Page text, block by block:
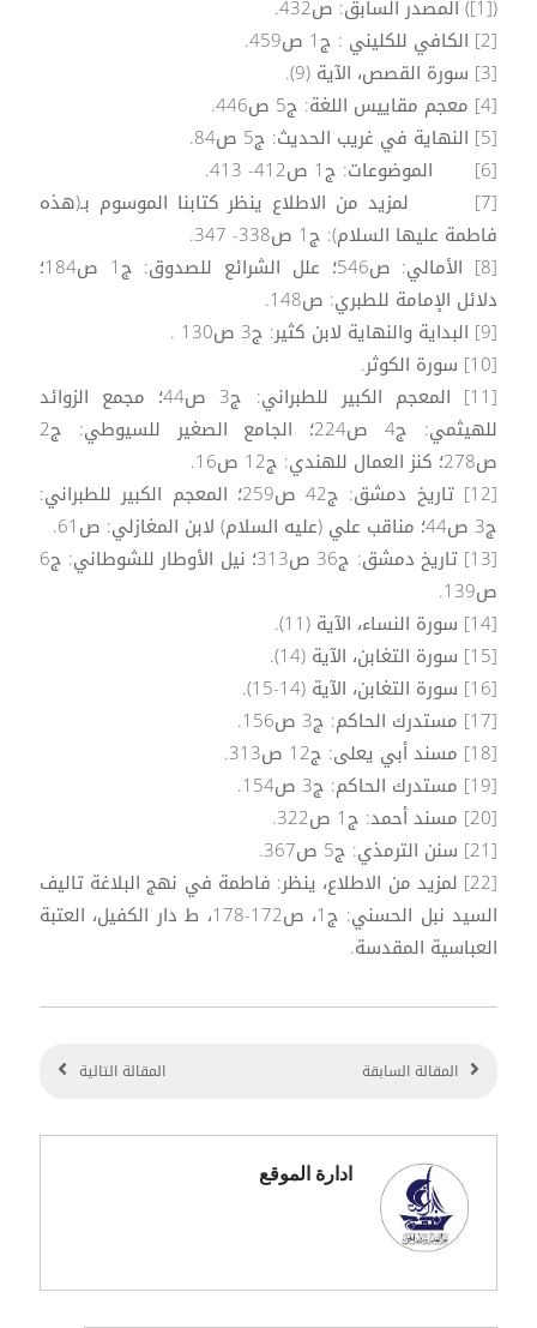
([1]) المصدر السابق: ص432.
[2] الكافي للكليني : ج1 ص459.
[3] سورة القصص، الآية (9).
[4] معجم مقاييس اللغة: ج5 ص446.
[5] النهاية في غريب الحديث: ج5 ص84.
[6] الموضوعات: ج1 ص412- 413.
[7] لمزيد من الاطلاع ينظر كتابنا الموسوم بـ(هذه
فاطمة عليها السلام): ج1 ص338- 347.
[8] الأمالي: ص546؛ علل الشرائع للصدوق: ج1 ص184؛
دلائل الإمامة للطبري: ص148.
[9] البداية والنهاية لابن كثير: ج3 ص130 .
[10] سورة الكوثر.
[11] المعجم الكبير للطبراني: ج3 ص44؛ مجمع الزوائد
للهيثمي: ج4 ص224؛ الجامع الصغير للسيوطي: ج2
ص278؛ كنز العمال للهندي: ج12 ص16.
[12] تاريخ دمشق: ج42 ص259؛ المعجم الكبير للطبراني:
ج3 ص44؛ مناقب علي (عليه السلام) لابن المغازلي: ص61.
[13] تاريخ دمشق: ج36 ص313؛ نيل الأوطار للشوطاني: ج6
ص139.
[14] سورة النساء، الآية (11).
[15] سورة التغابن، الآية (14).
[16] سورة التغابن، الآية (14-15).
[17] مستدرك الحاكم: ج3 ص156.
[18] مسند أبي يعلى: ج12 ص313.
[19] مستدرك الحاكم: ج3 ص154.
[20] مسند أحمد: ج1 ص322.
[21] سنن الترمذي: ج5 ص367.
[22] لمزيد من الاطلاع، ينظر: فاطمة في نهج البلاغة تاليف
السيد نبل الحسني: ج1، ص172-178، ط دار الكفيل، العتبة
العباسية المقدسة.
المقالة السابقة المقالة التالية
ادارة الموقع